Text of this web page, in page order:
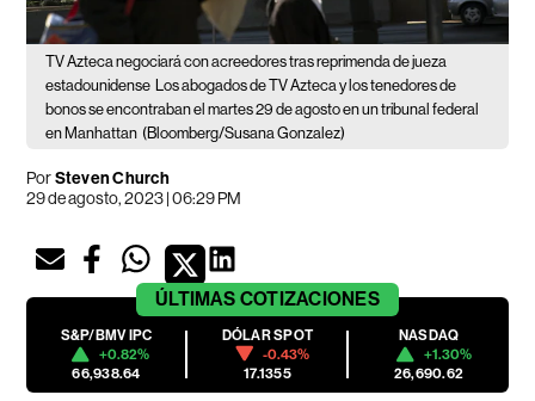
TV Azteca negociará con acreedores tras reprimenda de jueza
estadounidense
Los abogados de TV Azteca y los tenedores de
bonos se encontraban el martes 29 de agosto en un tribunal federal
en Manhattan (Bloomberg/Susana Gonzalez)
PorSteven Church
29 de agosto, 2023 | 06:29 PM
ÚLTIMAS COTIZACIONES
S&P/BMV IPC
+0.82%
66,938.64
DÓLAR SPOT
-0.43%
17.1355
NASDAQ
+1.30%
26,690.62